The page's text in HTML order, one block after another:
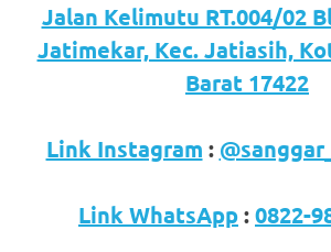
Here
loanswatches.com.
80%
Discount
Jalan Kelimutu RT.004/02
Jatimekar, Kec. Jatiasih,
Barat 17422
Link Instagram :
Link WhatsApp:0822-